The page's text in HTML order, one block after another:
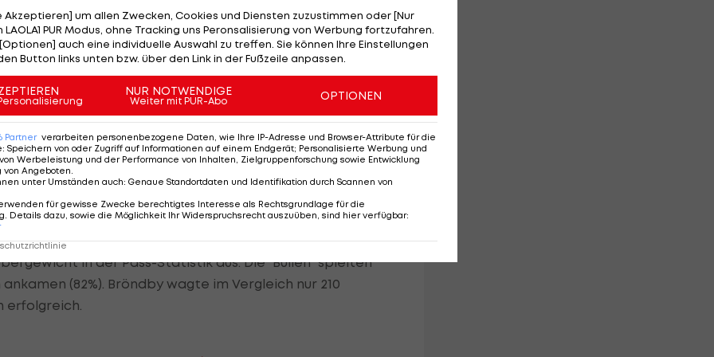
der Salzburger in allen Spielstatistiken ansieht.
Pässe
Bröndby-Tor, wovon elf Versuche auch tatsächlich auf
Mads Hermansen gingen. Die Kopenhagener
einer davon aufs Tor. Dazu kommen neun
einzigen Corner.
Statistik erwarteten Toren, führten die Salzburger
sie 74% Ballbesitz auf.
in der Pass-Statistik aus: Die "Bullen" spielten
(82%). Bröndby wagte im Vergleich nur 210
erfolgreich.
Akzeptieren] um allen Zwecken, Cookies und Diensten zuzustimmen oder [Nur
PUR Modus, ohne Tracking uns Peronsalisierung von Werbung fortzufahren.
auch eine individuelle Auswahl zu treffen. Sie können Ihre Einstellungen
Button links unten bzw. über den Link in der Fußzeile anpassen.
NUR NOTWENDIGE
Weiter mit PUR-Abo OPTIONEN
Partner verarbeiten personenbezogene Daten, wie Ihre IP-Adresse und Browser-Attribute für die
: Speichern von oder Zugriff auf Informationen auf einem Endgerät; Personalisierte Werbung und
Werbeleistung und der Performance von Inhalten, Zielgruppenforschung sowie Entwicklung
von Angeboten
unter Umständen auch: Genaue Standortdaten und Identifikation durch Scannen von
für gewisse Zwecke berechtigtes Interesse als Rechtsgrundlage für die
Details dazu, sowie die Möglichkeit Ihr Widerspruchsrecht auszuüben, sind hier verfügbar: